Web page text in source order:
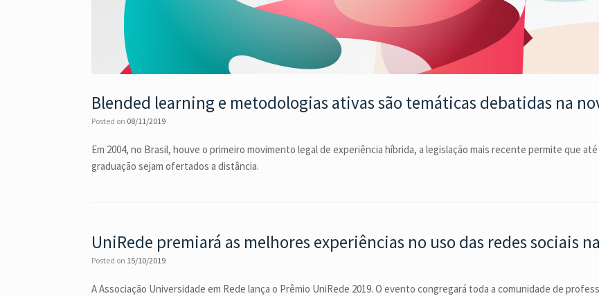
Blended learning e metodologias ativas são temáticas debatidas na
Posted on 08/11/2019
Em 2004, no Brasil, houve o primeiro movimento legal de experiência híbrida, a legislação mais recente permite que
graduação sejam ofertados a distância.
UniRede premiará as melhores experiências no uso das redes sociais
Posted on 15/10/2019
A Associação Universidade em Rede lança o Prêmio UniRede 2019. O evento congregará toda a comunidade de